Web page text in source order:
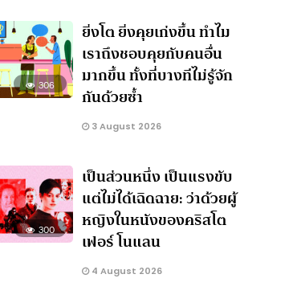
306
ยิ่งโต ยิ่งคุยเก่งขึ้น ทำไม
เราถึงชอบคุยกับคนอื่น
มากขึ้น ทั้งที่บางทีไม่รู้จัก
กันด้วยซ้ำ
3 August 2026
300
เป็นส่วนหนึ่ง เป็นแรงขับ
แต่ไม่ได้เฉิดฉาย: ว่าด้วยผู้
หญิงในหนังของคริสโต
เฟอร์ โนแลน
4 August 2026